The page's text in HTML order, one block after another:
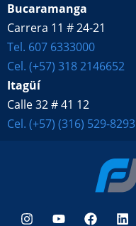
Bucaramanga
Carrera 11 # 24-21
Tel. 607 6333000
Cel. (+57) 318 2146652
Itagüí
Calle 32 # 41 12
Cel. (+57) (316) 529-8293